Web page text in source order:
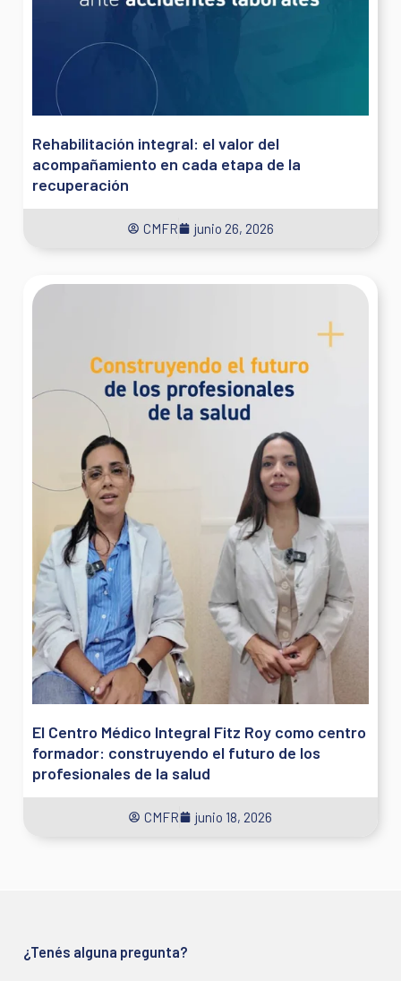
Rehabilitación integral: el valor del
acompañamiento en cada etapa de la
recuperación
CMFR junio 26, 2026
El Centro Médico Integral Fitz Roy como centro
formador: construyendo el futuro de los
profesionales de la salud
CMFR junio 18, 2026
¿Tenés alguna pregunta?